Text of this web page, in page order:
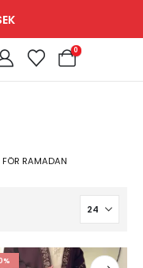
0
RAMADAN